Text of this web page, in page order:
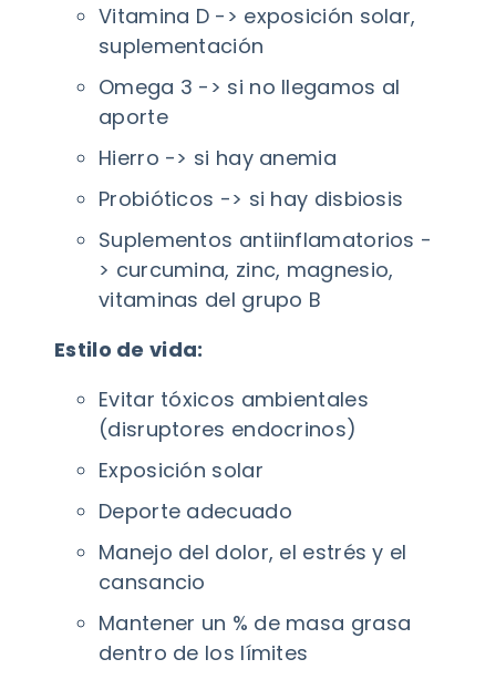
Vitamina D -> exposición solar,
suplementación
Omega 3 -> si no llegamos al
aporte
Hierro -> si hay anemia
Probióticos -> si hay disbiosis
Suplementos antiinflamatorios -
> curcumina, zinc, magnesio,
vitaminas del grupo B
Estilo de vida:
Evitar tóxicos ambientales
(disruptores endocrinos)
Exposición solar
Deporte adecuado
Manejo del dolor, el estrés y el
cansancio
Mantener un % de masa grasa
dentro de los límites